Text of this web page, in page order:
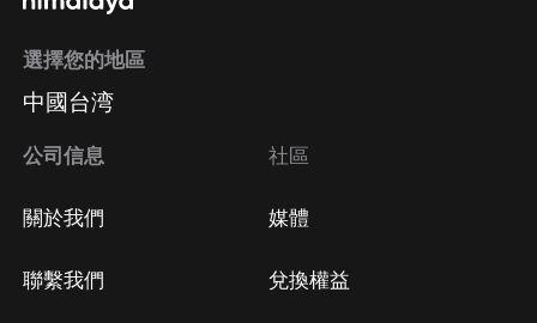
選擇您的地區
中國台湾
公司信息
關於我們
聯繫我們
社區
媒體
兌換權益